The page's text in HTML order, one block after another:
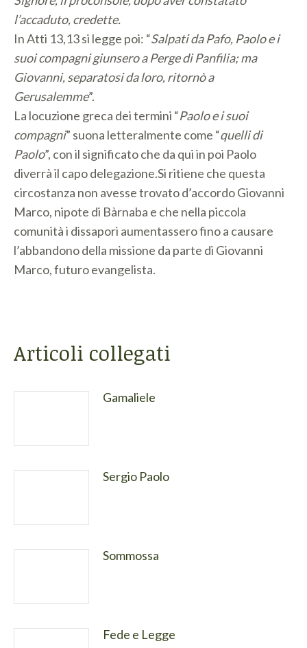
l’accaduto, credette.
In Atti 13,13 si legge poi: “Salpati da Pafo, Paolo e i
suoi compagni giunsero a Perge di Panfilia; ma
Giovanni, separatosi da loro, ritornò a
Gerusalemme”.
La locuzione greca dei termini “Paoloe i suoi
compagni” suona letteralmente come “quelli di
Paolo”, con il significato che da qui in poi Paolo
diverrà il capo delegazione.Si ritiene che questa
circostanza non avesse trovato d’accordo Giovanni
Marco, nipote di Bàrnaba e che nella piccola
comunità i dissapori aumentassero fino a causare
l’abbandono della missione da parte di Giovanni
Marco, futuro evangelista.
Articoli collegati
Gamaliele
Sergio Paolo
Sommossa
Fede e Legge